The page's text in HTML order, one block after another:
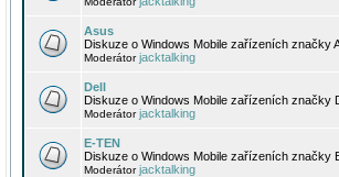
Asus
Diskuze o Windows Mobile zařízeních značky
Moderátorjacktalking
Dell
Diskuze o Windows Mobile zařízeních značky
Moderátorjacktalking
E-TEN
Diskuze o Windows Mobile zařízeních značky
Moderátorjacktalking